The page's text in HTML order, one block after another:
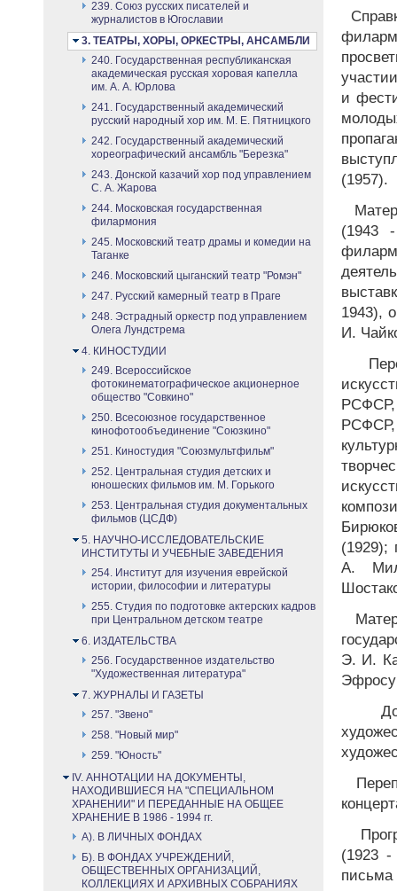
239. Союз русских писателей и
журналистов в Югославии
3. ТЕАТРЫ, ХОРЫ, ОРКЕСТРЫ, АНСАМБЛИ
240. Государственная республиканская
академическая русская хоровая капелла
им. А. А. Юрлова
241. Государственный академический
русский народный хор им. М. Е. Пятницкого
242. Государственный академический
хореографический ансамбль "Березка"
243. Донской казачий хор под управлением
С. А. Жарова
244. Московская государственная
филармония
245. Московский театр драмы и комедии на
Таганке
246. Московский цыганский театр "Ромэн"
247. Русский камерный театр в Праге
248. Эстрадный оркестр под управлением
Олега Лундстрема
4. КИНОСТУДИИ
249. Всероссийское
фотокинематографическое акционерное
общество "Совкино"
250. Всесоюзное государственное
кинофотообъединение "Союзкино"
251. Киностудия "Союзмультфильм"
252. Центральная студия детских и
юношеских фильмов им. М. Горького
253. Центральная студия документальных
фильмов (ЦСДФ)
5. НАУЧНО-ИССЛЕДОВАТЕЛЬСКИЕ
ИНСТИТУТЫ И УЧЕБНЫЕ ЗАВЕДЕНИЯ
254. Институт для изучения еврейской
истории, философии и литературы
255. Студия по подготовке актерских кадров
при Центральном детском театре
6. ИЗДАТЕЛЬСТВА
256. Государственное издательство
"Художественная литература"
7. ЖУРНАЛЫ И ГАЗЕТЫ
257. "Звено"
258. "Новый мир"
259. "Юность"
IV. АННОТАЦИИ НА ДОКУМЕНТЫ,
НАХОДИВШИЕСЯ НА "СПЕЦИАЛЬНОМ
ХРАНЕНИИ" И ПЕРЕДАННЫЕ НА ОБЩЕЕ
ХРАНЕНИЕ В 1986 - 1994 гг.
А). В ЛИЧНЫХ ФОНДАХ
Б). В ФОНДАХ УЧРЕЖДЕНИЙ,
ОБЩЕСТВЕННЫХ ОРГАНИЗАЦИЙ,
КОЛЛЕКЦИЯХ И АРХИВНЫХ СОБРАНИЯХ
и
(1957).
(1943
1943),
И.
(1929);
А.
Э. И.
(1923 -
письма